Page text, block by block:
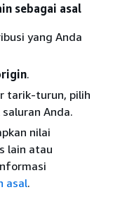
sebagai asal
yang Anda
.
tarik-turun, pilih
Anda.
nilai
lain atau
asal.